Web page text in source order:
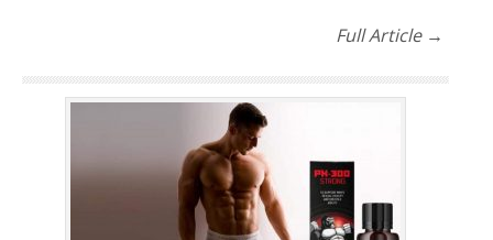
Full Article →